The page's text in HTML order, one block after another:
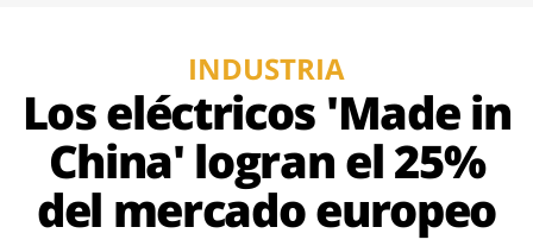
INDUSTRIA
Los eléctricos 'Made in
China' logran el 25%
del mercado europeo